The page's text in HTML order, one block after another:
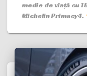
medie de viață cu
Michelin Primacy4.